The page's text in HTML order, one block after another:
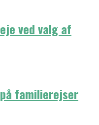
ved valg af
familierejser